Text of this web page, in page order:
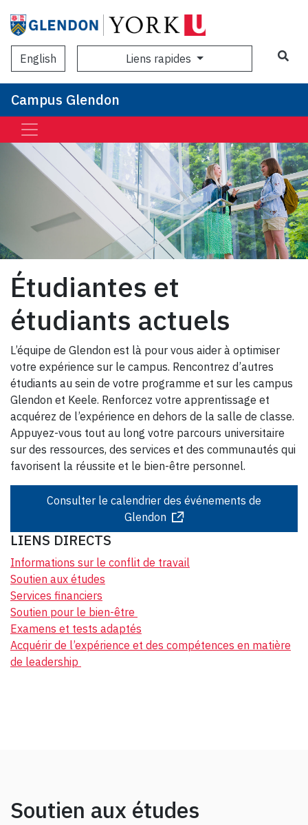
English Liens rapides
Campus Glendon
Étudiantes et
étudiants actuels
L’équipe de Glendon est là pour vous aider à optimiser
votre expérience sur le campus. Rencontrez d’autres
étudiants au sein de votre programme et sur les campus
Glendon et Keele. Renforcez votre apprentissage et
acquérez de l’expérience en dehors de la salle de classe.
Appuyez-vous tout au long votre parcours universitaire
sur des ressources, des services et des communautés qui
favorisent la réussite et le bien-être personnel.
Consulter le calendrier des événements de
Glendon
LIENS DIRECTS
Informations sur le conflit de travail
Soutien aux études
Services financiers
Soutien pour le bien-être
Examens et tests adaptés
Acquérir de l’expérience et des compétences en matière
de leadership
Soutien aux études